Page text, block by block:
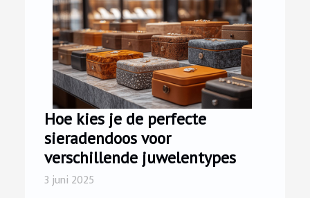
Hoe kies je de perfecte
sieradendoos voor
verschillende juwelentypes
3 juni 2025